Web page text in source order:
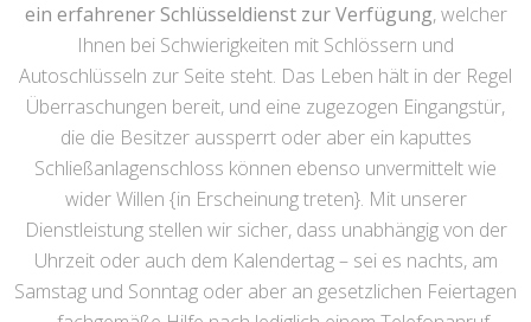
ein erfahrener Schlüsseldienst zur Verfügung, welcher
Ihnen bei Schwierigkeiten mit Schlössern und
Autoschlüsseln zur Seite steht. Das Leben hält in der Regel
Überraschungen bereit, und eine zugezogen Eingangstür,
die die Besitzer aussperrt oder aber ein kaputtes
Schließanlagenschloss können ebenso unvermittelt wie
wider Willen {in Erscheinung treten}. Mit unserer
Dienstleistung stellen wir sicher, dass unabhängig von der
Uhrzeit oder auch dem Kalendertag – sei es nachts, am
Samstag und Sonntag oder aber an gesetzlichen Feiertagen